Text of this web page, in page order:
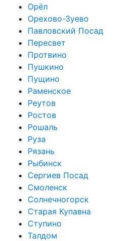
Орёл
Орехово-Зуево
Павловский Посад
Пересвет
Протвино
Пушкино
Пущино
Раменское
Реутов
Ростов
Рошаль
Руза
Рязань
Рыбинск
Сергиев Посад
Смоленск
Солнечногорск
Старая Купавна
Ступино
Талдом